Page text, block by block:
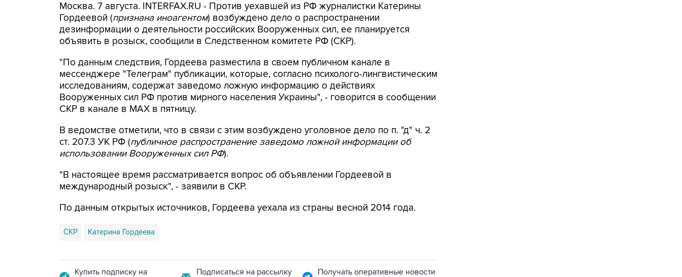
Москва. 7 августа. INTERFAX.RU - Против уехавшей из РФ журналистки Катерины
Гордеевой (признана иноагентом) возбуждено дело о распространении
дезинформации о деятельности российских Вооруженных сил, ее планируется
объявить в розыск, сообщили в Следственном комитете РФ (СКР).
"По данным следствия, Гордеева разместила в своем публичном канале в
мессенджере "Телеграм" публикации, которые, согласно психолого-лингвистическим
исследованиям, содержат заведомо ложную информацию о действиях
Вооруженных сил РФ против мирного населения Украины", - говорится в сообщении
СКР в канале в MAX в пятницу.
В ведомстве отметили, что в связи с этим возбуждено уголовное дело по п. "д" ч. 2
ст. 207.3 УК РФ (публичное распространение заведомо ложной информации об
использовании Вооруженных сил РФ).
"В настоящее время рассматривается вопрос об объявлении Гордеевой в
международный розыск", - заявили в СКР.
По данным открытых источников, Гордеева уехала из страны весной 2014 года.
СКР Катерина Гордеева
Купить подписку на Подписаться на рассылку Получать оперативные новости